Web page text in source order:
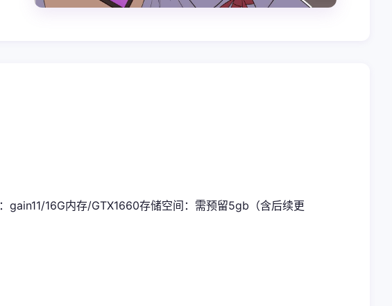
​：gain11/16G内存/GTX1660​存储空间​ ​：需预留5gb（含后续更